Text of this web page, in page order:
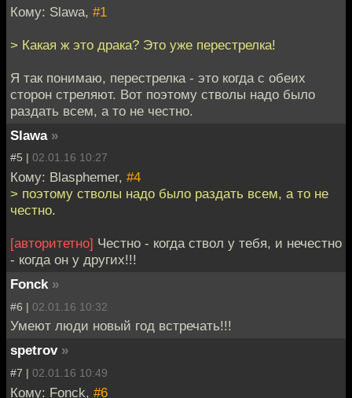
Кому: Slawa, #1
> Какая ж это драка? Это уже перестрелка!
Я так понимаю, перестрелка - это когда с обеих
сторон стреляют. Вот поэтому стволы надо было
раздать всем, а то не честно.
Slawa »
#5 | 02.01.16 10:27
Кому: Blasphemer, #4
> поэтому стволы надо было раздать всем, а то не
честно.
[авторитетно] Честно - когда ствол у тебя, и нечестно
- когда он у других!!!
Fonck »
#6 | 02.01.16 10:32
Умеют люди новый год встречать!!!
spetrov »
#7 | 02.01.16 10:49
Кому: Fonck, #6